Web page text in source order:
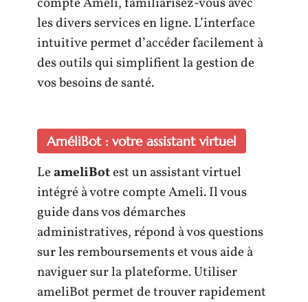
les divers services en ligne. L’interface
intuitive permet d’accéder facilement à
des outils qui simplifient la gestion de
vos besoins de santé.
AméliBot : votre assistant virtuel
LeameliBotest un assistant virtuel
intégré à votre compte Ameli. Il vous
guide dans vos démarches
administratives, répond à vos questions
sur les remboursements et vous aide à
naviguer sur la plateforme. Utiliser
ameliBot permet de trouver rapidement